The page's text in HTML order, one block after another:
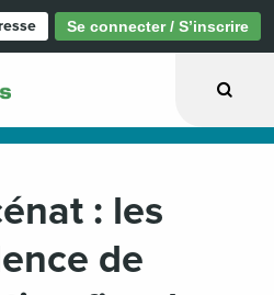
Se connecter / S’inscrire
: les
de